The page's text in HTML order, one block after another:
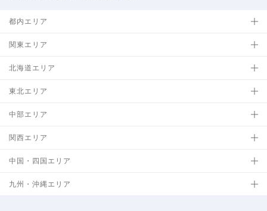
都内エリア
関東エリア
北海道エリア
東北エリア
中部エリア
関西エリア
中国・四国エリア
九州・沖縄エリア